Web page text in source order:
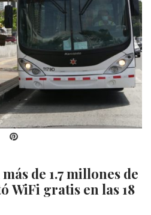
Pinterest
de 1.7 millones de
WiFi gratis en las 18